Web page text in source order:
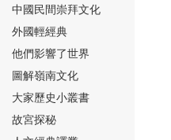
⑯
⑰
中國民間崇拜文化
外國輕經典
他們影響了世界
圖解嶺南文化
大家歷史小叢書
故宮探秘